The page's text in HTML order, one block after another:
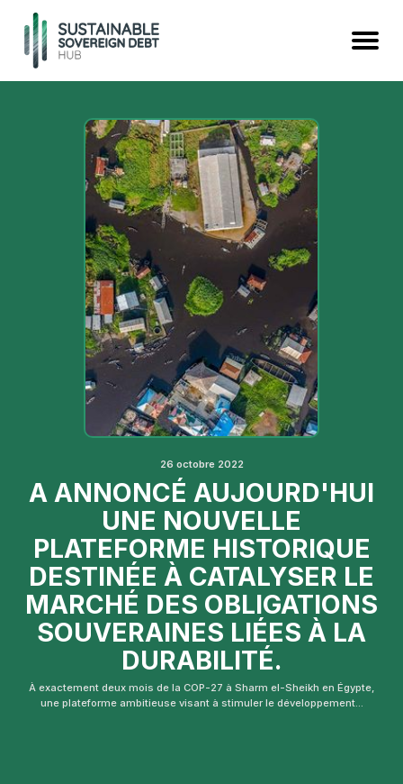
26 octobre 2022
A ANNONCÉ AUJOURD'HUI
UNE NOUVELLE
PLATEFORME HISTORIQUE
DESTINÉE À CATALYSER LE
MARCHÉ DES OBLIGATIONS
SOUVERAINES LIÉES À LA
DURABILITÉ.
À exactement deux mois de la COP-27 à Sharm el-Sheikh en Égypte,
une plateforme ambitieuse visant à stimuler le développement...